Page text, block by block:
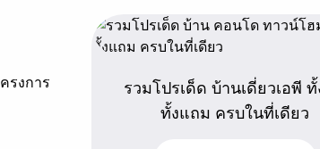
รวมโปรเด็ด บ้านเดี่ยวเอพี
ทั้งแถม ครบในที่เดียว
รงการ